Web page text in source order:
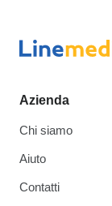
Azienda
Chi siamo
Aiuto
Contatti